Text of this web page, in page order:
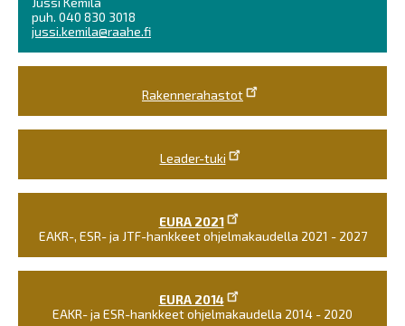
puh. 040 830 3018
jussi.kemila@raahe.fi
Rakennerahastot
Leader-tuki
EURA 2021
EAKR-, ESR- ja JTF-hankkeet ohjelmakaudella 2021 - 2027
EURA 2014
EAKR- ja ESR-hankkeet ohjelmakaudella 2014 - 2020